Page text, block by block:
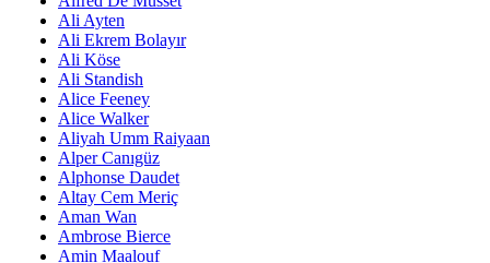
Ali Ayten
Ali Ekrem Bolayır
Ali Köse
Ali Standish
Alice Feeney
Alice Walker
Aliyah Umm Raiyaan
Alper Canıgüz
Alphonse Daudet
Altay Cem Meriç
Aman Wan
Ambrose Bierce
Amin Maalouf